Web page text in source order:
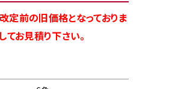
前の旧価格となっておりま
お見積り下さい。